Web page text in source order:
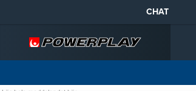
CHAT